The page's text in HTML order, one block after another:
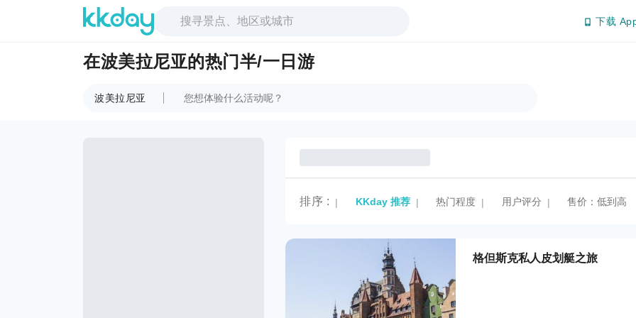
下载
在波美拉尼亚的热门半/一日游
波美拉尼亚
排序 : | KKday 推荐 | 热门程度 | 用户评分 | 售价：低到高
格但斯克私人皮划艇之旅